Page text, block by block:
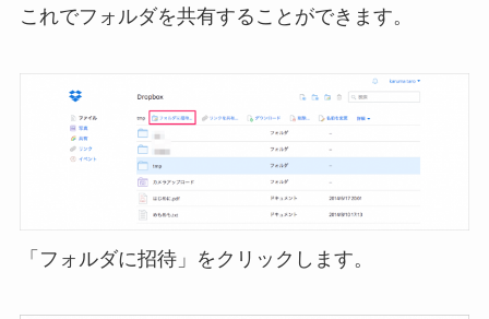
これでフォルダを共有することができます。
「フォルダに招待」をクリックします。